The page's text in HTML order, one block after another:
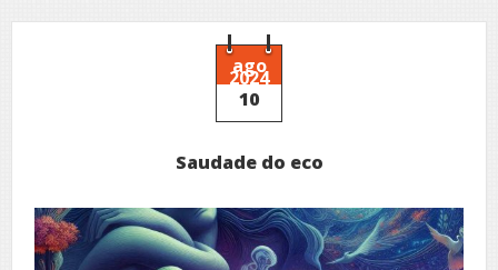
ago
2024
10
Saudade do eco